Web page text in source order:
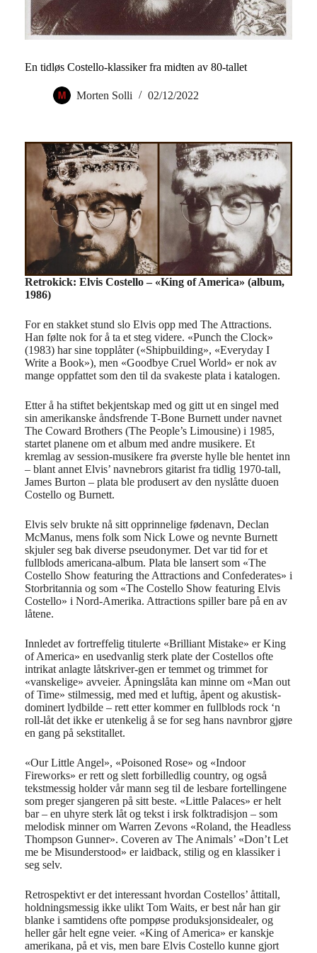
En tidløs Costello-klassiker fra midten av 80-tallet
Morten Solli 02/12/2022
Retrokick: Elvis Costello – «King of America» (album,
1986)
For en stakket stund slo Elvis opp med The Attractions.
Han følte nok for å ta et steg videre. «Punch the Clock»
(1983) har sine topplåter («Shipbuilding», «Everyday I
Write a Book»), men «Goodbye Cruel World» er nok av
mange oppfattet som den til da svakeste plata i katalogen.
Etter å ha stiftet bekjentskap med og gitt ut en singel med
sin amerikanske åndsfrende T-Bone Burnett under navnet
The Coward Brothers (The People’s Limousine) i 1985,
startet planene om et album med andre musikere. Et
kremlag av session-musikere fra øverste hylle ble hentet inn
– blant annet Elvis’ navnebrors gitarist fra tidlig 1970-tall,
James Burton – plata ble produsert av den nyslåtte duoen
Costello og Burnett.
Elvis selv brukte nå sitt opprinnelige fødenavn, Declan
McManus, mens folk som Nick Lowe og nevnte Burnett
skjuler seg bak diverse pseudonymer. Det var tid for et
fullblods americana-album. Plata ble lansert som «The
Costello Show featuring the Attractions and Confederates» i
Storbritannia og som «The Costello Show featuring Elvis
Costello» i Nord-Amerika. Attractions spiller bare på en av
låtene.
Innledet av fortreffelig titulerte «Brilliant Mistake» er King
of America» en usedvanlig sterk plate der Costellos ofte
intrikat anlagte låtskriver-gen er temmet og trimmet for
«vanskelige» avveier. Åpningslåta kan minne om «Man out
of Time» stilmessig, med med et luftig, åpent og akustisk-
dominert lydbilde – rett etter kommer en fullblods rock ‘n
roll-låt det ikke er utenkelig å se for seg hans navnbror gjøre
en gang på sekstitallet.
«Our Little Angel», «Poisoned Rose» og «Indoor
Fireworks» er rett og slett forbilledlig country, og også
tekstmessig holder vår mann seg til de lesbare fortellingene
som preger sjangeren på sitt beste. «Little Palaces» er helt
bar – en uhyre sterk låt og tekst i irsk folktradisjon – som
melodisk minner om Warren Zevons «Roland, the Headless
Thompson Gunner». Coveren av The Animals’ «Don’t Let
me be Misunderstood» er laidback, stilig og en klassiker i
seg selv.
Retrospektivt er det interessant hvordan Costellos’ åttitall,
holdningsmessig ikke ulikt Tom Waits, er best når han gir
blanke i samtidens ofte pompøse produksjonsidealer, og
heller går helt egne veier. «King of America» er kanskje
amerikana, på et vis, men bare Elvis Costello kunne gjort